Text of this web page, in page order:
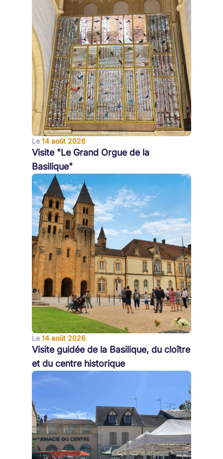
Le 14 août 2026
Visite "Le Grand Orgue de la
Basilique"
Le 14 août 2026
Visite guidée de la Basilique, du cloître
et du centre historique